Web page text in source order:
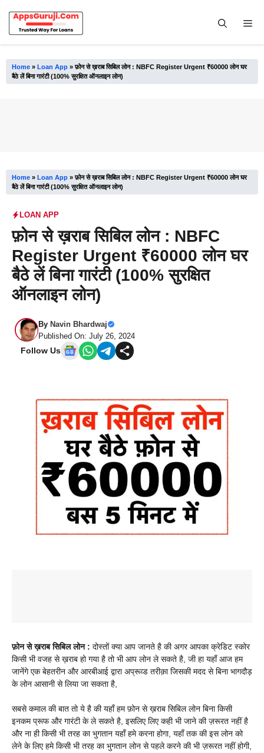
content
Home » Loan App »फ़ोन से ख़राब सिबिल लोन : NBFC Register Urgent ₹60000 लोन घर
बैठे लें बिना गारंटी (100% सुरक्षित ऑनलाइन लोन)
Home » Loan App »फ़ोन से ख़राब सिबिल लोन : NBFC Register Urgent ₹60000 लोन घर
बैठे लें बिना गारंटी (100% सुरक्षित ऑनलाइन लोन)
LOAN APP
फ़ोन से ख़राब सिबिल लोन : NBFC
Register Urgent ₹60000 लोन घर
बैठे लें बिना गारंटी (100% सुरक्षित
ऑनलाइन लोन)
By Navin Bhardwaj
Published On: July 26, 2024
Follow Us
फ़ोन से ख़राब सिबिल लोन : दोस्तों क्या आप जानते है की अगर आपका क्रेडिट स्कोर
किसी भी वजह से ख़राब हो गया है तो भी आप लोन ले सकते है, जी हा यहाँ आज हम
जानेंगे एक बेहतरीन और आरबीआई द्वारा अप्रूव्ड तरीक़ा जिसकी मदद से बिना भागदौड़
के लोन आसानी से लिया जा सकता है,
सबसे कमाल की बात तो ये है की यहाँ हम फ़ोन से ख़राब सिबिल लोन बिना किसी
इनकम प्रूफ और गारंटी के ले सकते है, इसलिए लिए कही भी जाने की ज़रूरत नहीं है
और ना ही किसी भी तरह का भुगतान यहाँ हमे करना होगा, यहाँ तक की इस लोन को
लेने के लिए हमे किसी भी तरह का भुगतान लोन से पहले करने की भी ज़रूरत नहीं होगी,